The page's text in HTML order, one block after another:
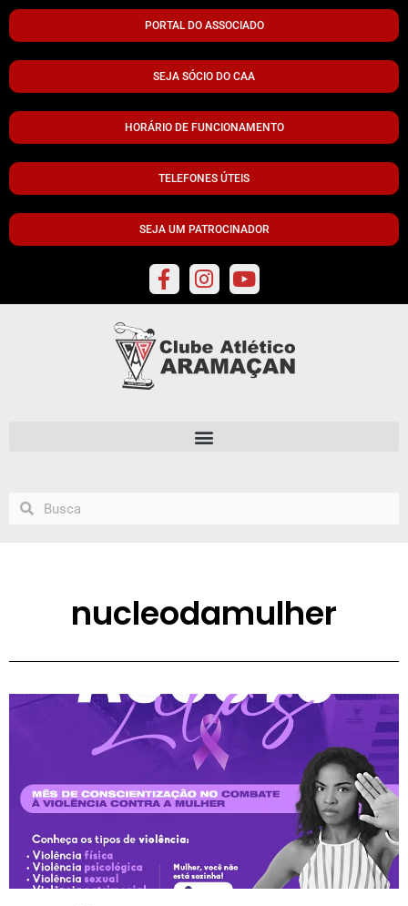
PORTAL DO ASSOCIADO
SEJA SÓCIO DO CAA
HORÁRIO DE FUNCIONAMENTO
TELEFONES ÚTEIS
SEJA UM PATROCINADOR
nucleodamulher